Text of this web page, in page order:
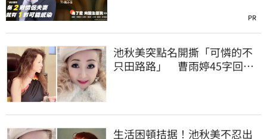
PR
池秋美突點名開撕「可憐的不
只田路路」 曹雨婷45字回應
生活困頓拮据！池秋美不忍出